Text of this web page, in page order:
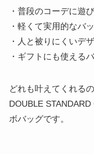
こんな方におすすめ
・普段のコーデに遊
・軽くて実用的なバ
・ギフトにも使える
どれも叶えてくれるの